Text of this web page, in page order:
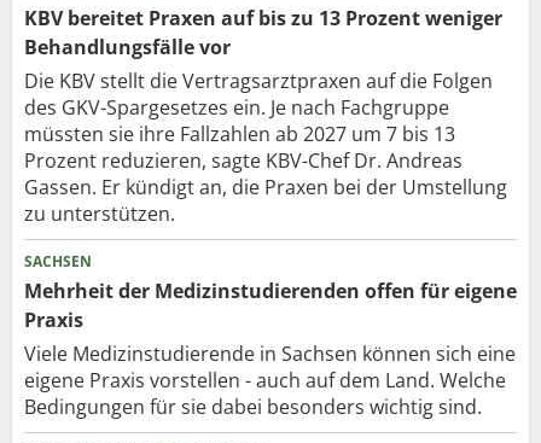
KBV bereitet Praxen auf bis zu 13 Prozent weniger
Behandlungsfälle vor
Die KBV stellt die Vertragsarztpraxen auf die Folgen
des GKV-Spargesetzes ein. Je nach Fachgruppe
müssten sie ihre Fallzahlen ab 2027 um 7 bis 13
Prozent reduzieren, sagte KBV-Chef Dr. Andreas
Gassen. Er kündigt an, die Praxen bei der Umstellung
zu unterstützen.
SACHSEN
Mehrheit der Medizinstudierenden offen für eigene
Praxis
Viele Medizinstudierende in Sachsen können sich eine
eigene Praxis vorstellen - auch auf dem Land. Welche
Bedingungen für sie dabei besonders wichtig sind.